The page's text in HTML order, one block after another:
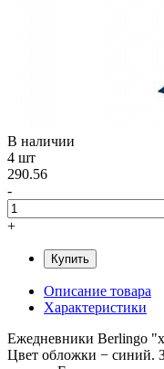
В наличии
4 шт
290.56
-
+
Купить
Описание товара
Характеристики
Ежедневники Berlingo
Цвет обложки − синий.